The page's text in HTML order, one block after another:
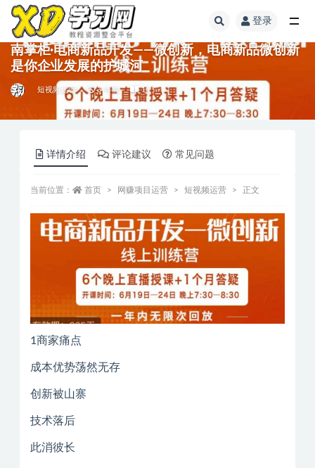
登录
南掌柜·电商新品开发——微创新，电商新品微创新
是你企业发展的护城河
短视频运营 3 年前 15
详情介绍 评论建议 常见问题
当前位置： 首页 网赚项目运营 短视频运营 正文
1商家痛点
成本优势荡然无存
创新被山寨
技术落后
此消彼长